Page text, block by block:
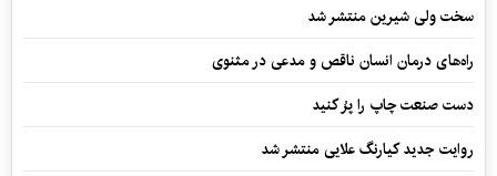
سخت ولی شیرین منتشر شد
راه‌های درمان انسان ناقص و مدعی در مثنوی
دست صنعت چاپ را پرُ کنید
روایت جدید کیارنگ علایی منتشر شد